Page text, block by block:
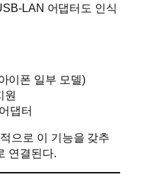
LAN 어댑터도 인식
이폰 일부 모델)
원
댑터
으로 이 기능을 갖추
연결된다.